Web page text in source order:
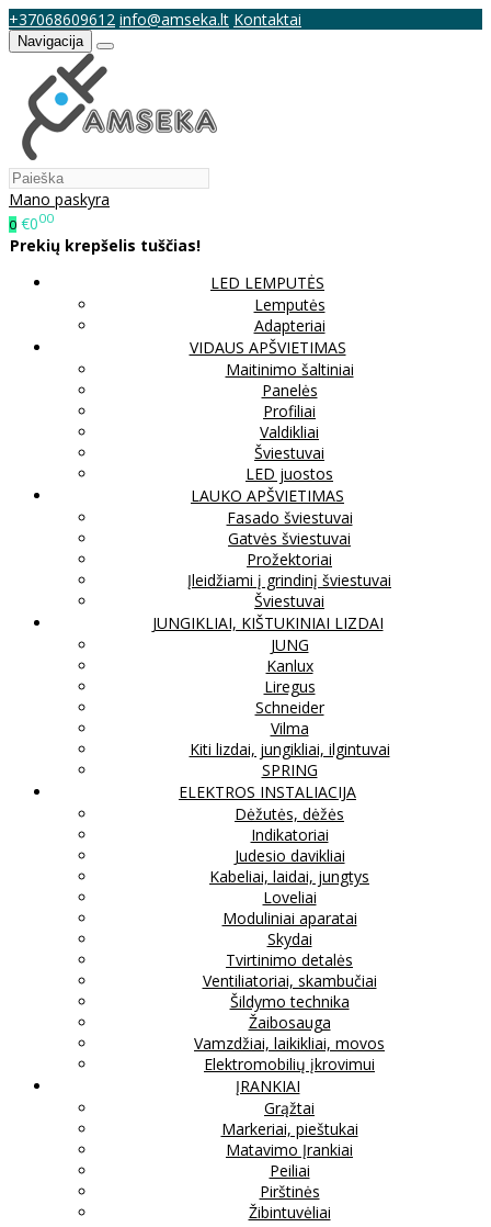
+37068609612 info@amseka.lt Kontaktai
Navigacija
Mano paskyra
0 €000
Prekių krepšelis tuščias!
LED LEMPUTĖS
Lemputės
Adapteriai
VIDAUS APŠVIETIMAS
Maitinimo šaltiniai
Panelės
Profiliai
Valdikliai
Šviestuvai
LED juostos
LAUKO APŠVIETIMAS
Fasado šviestuvai
Gatvės šviestuvai
Prožektoriai
Įleidžiami į grindinį šviestuvai
Šviestuvai
JUNGIKLIAI, KIŠTUKINIAI LIZDAI
JUNG
Kanlux
Liregus
Schneider
Vilma
Kiti lizdai, jungikliai, ilgintuvai
SPRING
ELEKTROS INSTALIACIJA
Dėžutės, dėžės
Indikatoriai
Judesio davikliai
Kabeliai, laidai, jungtys
Loveliai
Moduliniai aparatai
Skydai
Tvirtinimo detalės
Ventiliatoriai, skambučiai
Šildymo technika
Žaibosauga
Vamzdžiai, laikikliai, movos
Elektromobilių įkrovimui
ĮRANKIAI
Grąžtai
Markeriai, pieštukai
Matavimo Įrankiai
Peiliai
Pirštinės
Žibintuvėliai